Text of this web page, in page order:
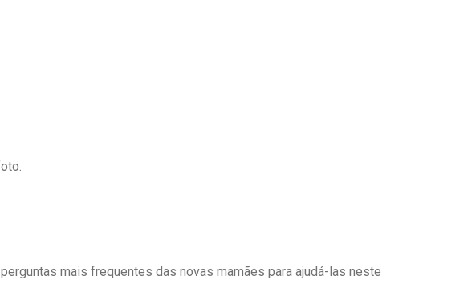
mais frequentes das novas mamães para ajudá-las neste